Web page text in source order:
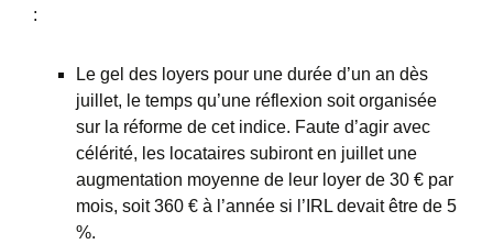
:
Le gel des loyers pour une durée d’un an dès
juillet, le temps qu’une réflexion soit organisée
sur la réforme de cet indice. Faute d’agir avec
célérité, les locataires subiront en juillet une
augmentation moyenne de leur loyer de 30 € par
mois, soit 360 € à l’année si l’IRL devait être de 5
%.